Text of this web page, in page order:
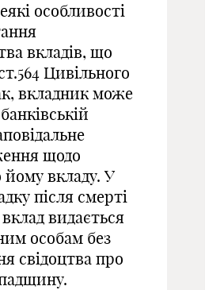
особливості
вкладів, що
Цивільного
вкладник може
щодо
вкладу. У
після смерті
видається
особам без
свідоцтва про